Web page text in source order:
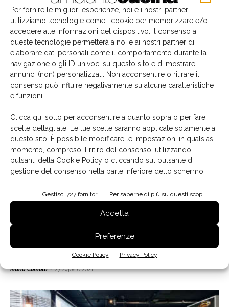
Per fornire le migliori esperienze, noi e i nostri partner
utilizziamo tecnologie come i cookie per memorizzare e/o
accedere alle informazioni del dispositivo. Il consenso a
queste tecnologie permetterà a noi e ai nostri partner di
elaborare dati personali come il comportamento durante la
navigazione o gli ID univoci su questo sito e di mostrare
annunci (non) personalizzati. Non acconsentire o ritirare il
consenso può influire negativamente su alcune caratteristiche
e funzioni.
Clicca qui sotto per acconsentire a quanto sopra o per fare
scelte dettagliate. Le tue scelte saranno applicate solamente a
questo sito. È possibile modificare le impostazioni in qualsiasi
momento, compreso il ritiro del consenso, utilizzando i
pulsanti della Cookie Policy o cliccando sul pulsante di
gestione del consenso nella parte inferiore dello schermo.
Gestisci 727 fornitori Per saperne di più su questi scopi
Accetta
Preferenze
Cookie Policy Privacy Policy
FranckSonn Home, laboratorio d’idee per la casa
Dimensione Legno, bioarchitettura e
progettazione integrata
Maria Comotti- 27 Agosto 2021